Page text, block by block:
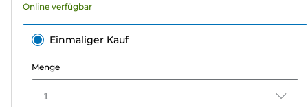
Online verfügbar
Einmaliger Kauf
Menge
1